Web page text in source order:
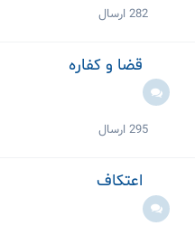
282 ارسال
قضا و کفاره
295 ارسال
اعتکاف